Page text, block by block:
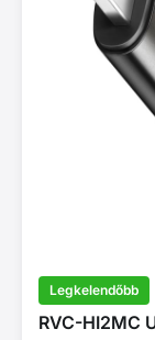
Legkelendőbb
RVC-HI2MC